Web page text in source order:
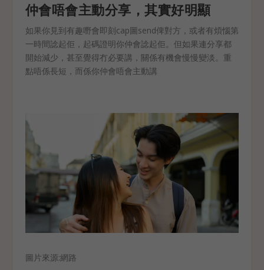
仲會唔會主動分享，其實好明顯
如果你見到有趣嘢會即刻cap圖send俾對方，或者有煩惱第
一時間諗起佢，起碼證明你仲會諗起佢。但如果連分享都
開始減少，甚至覺得冇必要講，關係有機會慢慢變淡。重
點唔係長短，而係你仲會唔會主動講
圖片來源:網路